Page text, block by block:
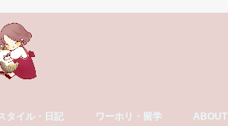
タイル・日記 ワーホリ・留学 ABOUT